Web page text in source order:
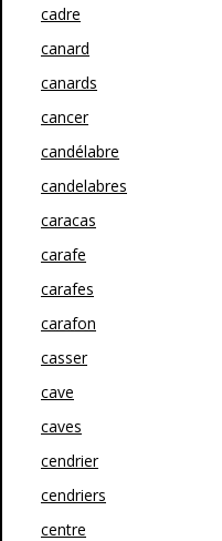
cadre
canard
canards
cancer
candélabre
candelabres
caracas
carafe
carafes
carafon
casser
cave
caves
cendrier
cendriers
centre